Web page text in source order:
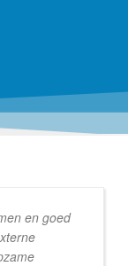
en goed